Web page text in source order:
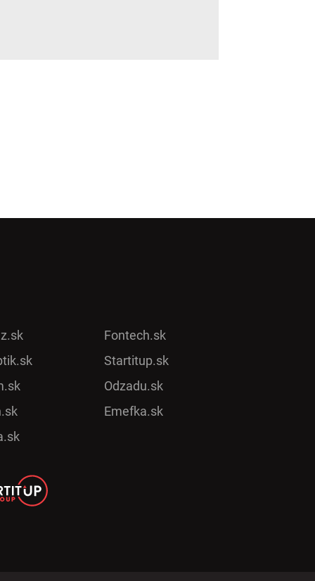
Fontech.sk
Startitup.sk
Odzadu.sk
Emefka.sk